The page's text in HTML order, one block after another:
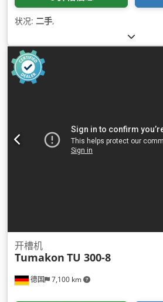
状况: 二手,
德国 7,100 km
开槽机
Tumakon TU 300-8